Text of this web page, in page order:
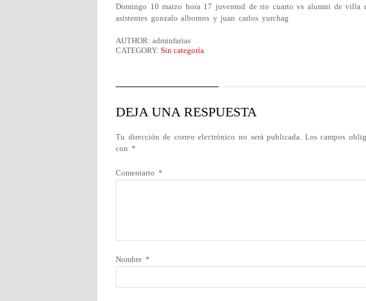
Domingo 10 marzo hora 17 juventud de rio cuarto vs alumni de villa
asistentes gonzalo albornos y juan carlos yurchag
AUTHOR: adminfarias
CATEGORY: Sin categoría
DEJA UNA RESPUESTA
Tu dirección de correo electrónico no será publicada. Los campos
con *
Comentario *
Nombre *